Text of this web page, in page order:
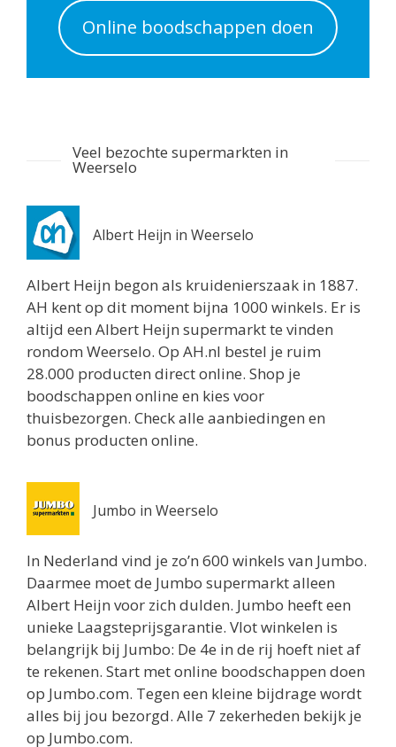
Albert Heijn Utrecht
Nachtegaalstraat 55
Utrecht 3581AD
0.7 km
Stationshal 8
0.8 km
Routebeschrijving
Twijnstraat 8
Utrecht 3511ZK
0.8 km
Routebeschrijving
Jumbo Utrecht
Biltstraat 74
Utrecht 3572BG
Routebeschrijving
Oudenoord 1
Utrecht 3513EG
0.9 km
Routebeschrijving
Albert Heijn Utrecht
Burgemeester Reigerstraat 57
Utrecht 3581KM
1 km
Online boodschappen doen
Veel bezochte supermarkten in
Weerselo
Albert Heijn in Weerselo
Albert Heijn begon als kruidenierszaak in 1887.
AH kent op dit moment bijna 1000 winkels. Er is
altijd een Albert Heijn supermarkt te vinden
rondom Weerselo. Op AH.nl bestel je ruim
28.000 producten direct online. Shop je
boodschappen online en kies voor
thuisbezorgen. Check alle aanbiedingen en
bonus producten online.
Jumbo in Weerselo
In Nederland vind je zo’n 600 winkels van Jumbo.
Daarmee moet de Jumbo supermarkt alleen
Albert Heijn voor zich dulden. Jumbo heeft een
unieke Laagsteprijsgarantie. Vlot winkelen is
belangrijk bij Jumbo: De 4e in de rij hoeft niet af
te rekenen. Start met online boodschappen doen
op Jumbo.com. Tegen een kleine bijdrage wordt
alles bij jou bezorgd. Alle 7 zekerheden bekijk je
op Jumbo.com.